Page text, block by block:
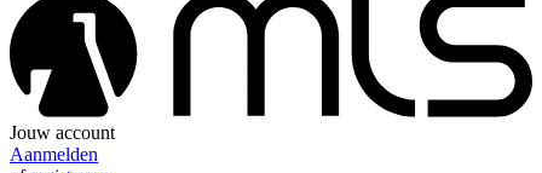
Jouw account
Aanmelden